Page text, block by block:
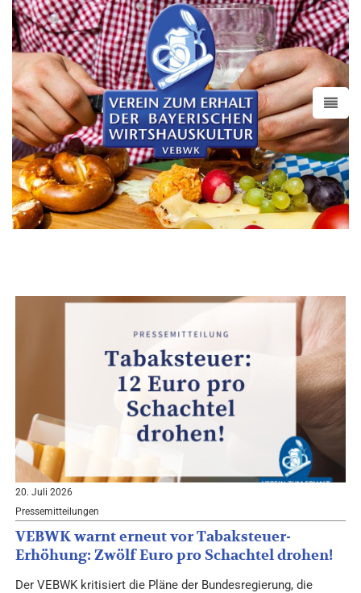
20. Juli 2026
Pressemitteilungen
VEBWK warnt erneut vor Tabaksteuer-
Erhöhung: Zwölf Euro pro Schachtel drohen!
Der VEBWK kritisiert die Pläne der Bundesregierung, die